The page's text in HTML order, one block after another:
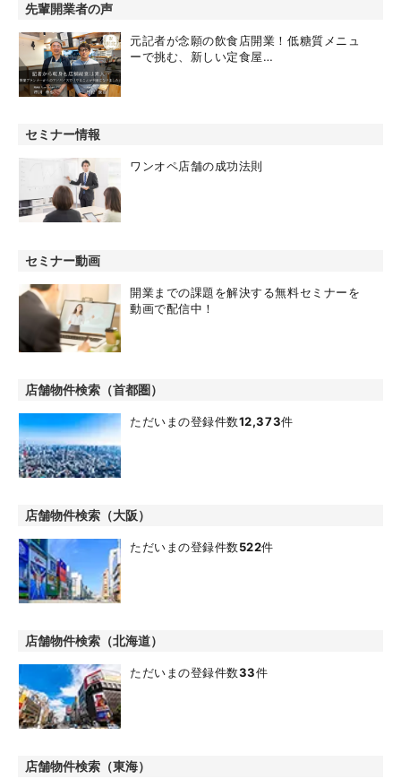
先輩開業者の声
元記者が念願の飲食店開業！低糖質メニュ
ーで挑む、新しい定食屋…
セミナー情報
ワンオペ店舗の成功法則
セミナー動画
開業までの課題を解決する無料セミナーを
動画で配信中！
店舗物件検索（首都圏）
ただいまの登録件数12,373件
店舗物件検索（大阪）
ただいまの登録件数522件
店舗物件検索（北海道）
ただいまの登録件数33件
店舗物件検索（東海）